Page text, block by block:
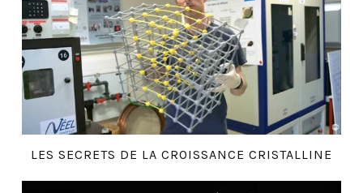
LES SECRETS DE LA CROISSANCE CRISTALLINE